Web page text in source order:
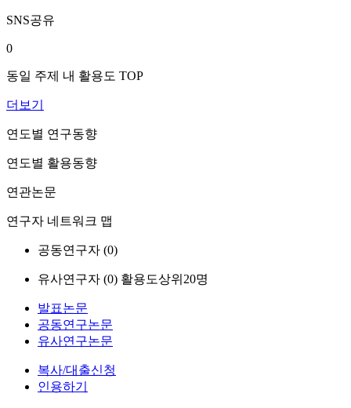
SNS공유
0
동일 주제 내 활용도 TOP
더보기
연도별 연구동향
연도별 활용동향
연관논문
연구자 네트워크 맵
공동연구자 (0)
유사연구자 (0) 활용도상위20명
발표논문
공동연구논문
유사연구논문
복사/대출신청
인용하기